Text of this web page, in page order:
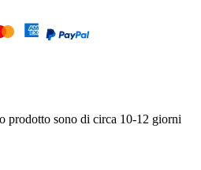
prodotto sono di circa 10-12 giorni